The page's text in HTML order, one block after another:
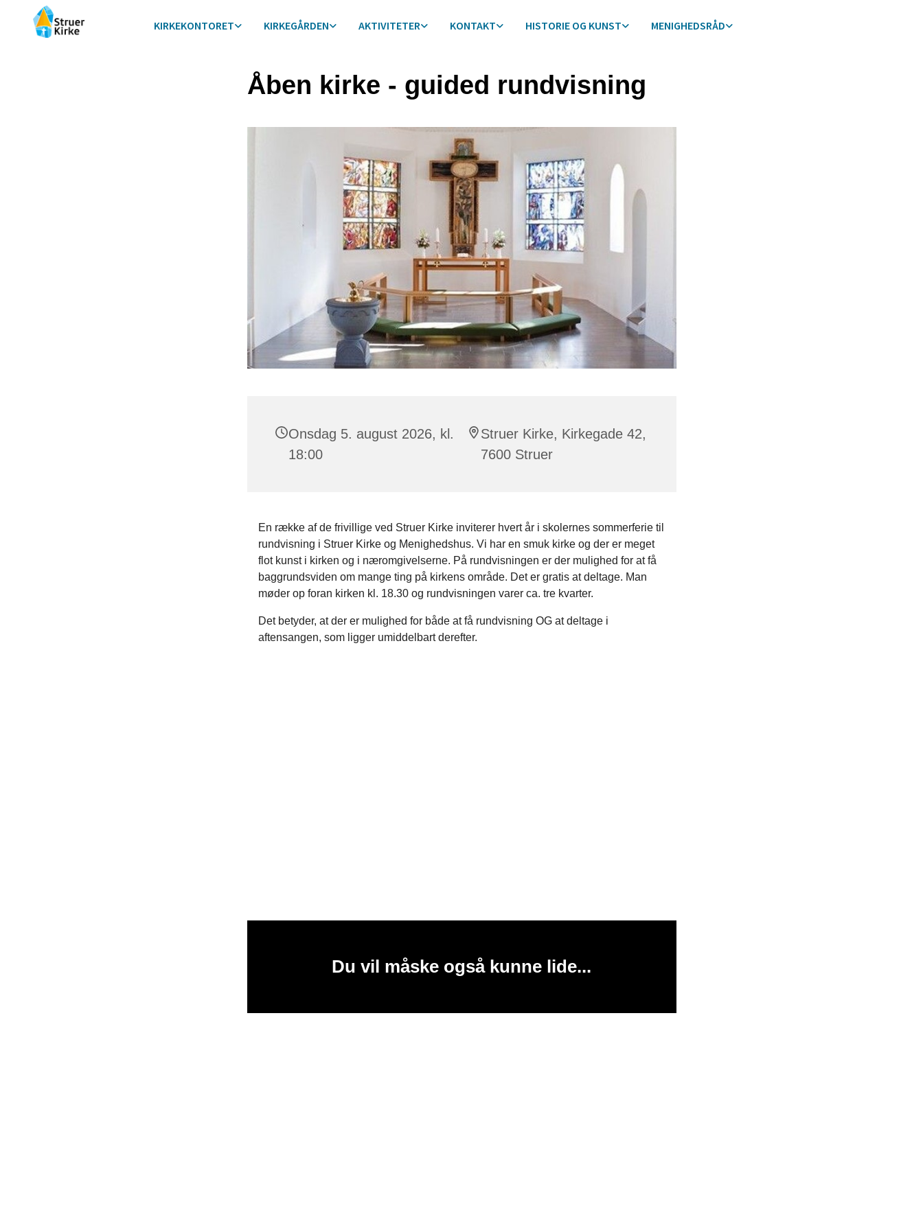
KIRKEKONTORET KIRKEGÅRDEN AKTIVITETER KONTAKT HISTORIE OG KUNST MENIGHEDSRÅD
Åben kirke - guided rundvisning
Onsdag 5. august 2026, kl.
18:00
Struer Kirke, Kirkegade 42,
7600 Struer
En række af de frivillige ved Struer Kirke inviterer hvert år i skolernes sommerferie til
rundvisning i Struer Kirke og Menighedshus. Vi har en smuk kirke og der er meget
flot kunst i kirken og i næromgivelserne. På rundvisningen er der mulighed for at få
baggrundsviden om mange ting på kirkens område. Det er gratis at deltage. Man
møder op foran kirken kl. 18.30 og rundvisningen varer ca. tre kvarter.
Det betyder, at der er mulighed for både at få rundvisning OG at deltage i
aftensangen, som ligger umiddelbart derefter.
Du vil måske også kunne lide...